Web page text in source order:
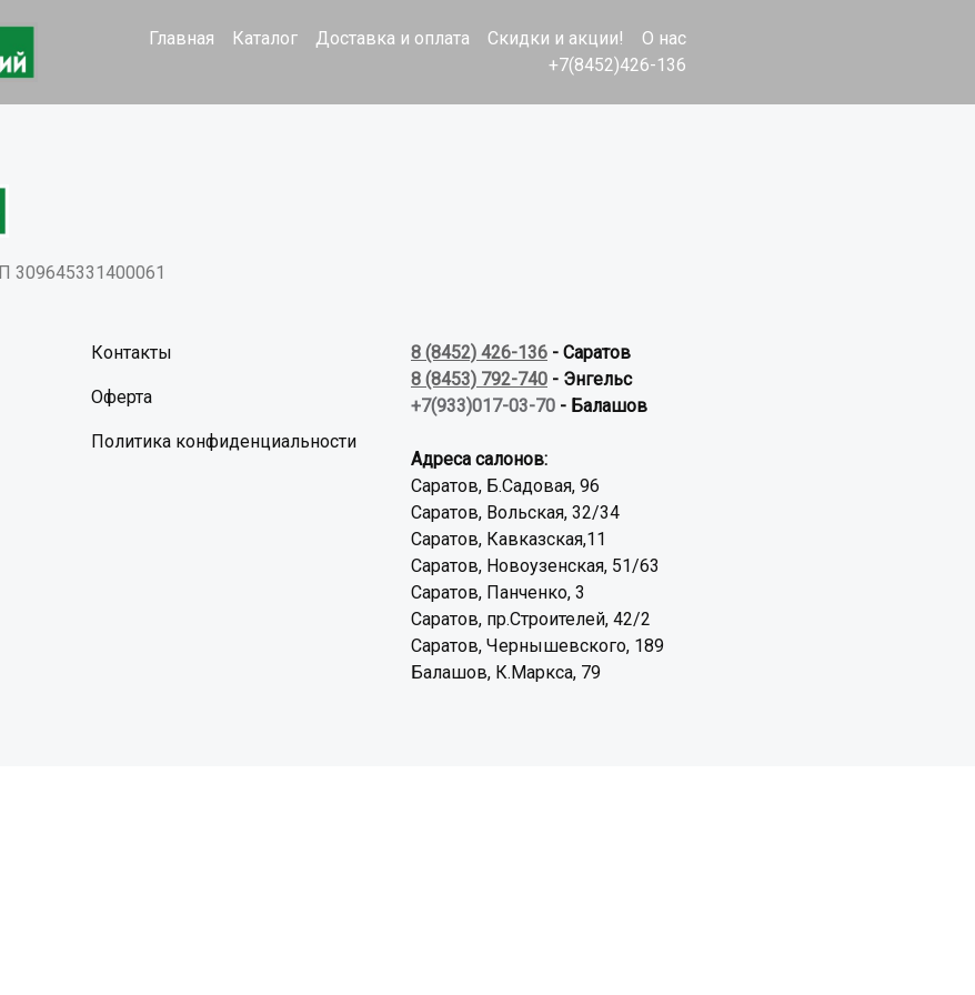
Главная Каталог Доставка и оплата Скидки и акции!
О нас
+7(8452)426-136
Контакты
Оферта
Политика конфиденциальности
8 (8452) 426-136- Саратов
8 (8453) 792-740- Энгельс
+7(933)017-03-70- Балашов
Адреса салонов:
Саратов, Б.Садовая, 96
Саратов, Вольская, 32/34
Саратов, Кавказская,11
Саратов, Новоузенская, 51/63
Саратов, Панченко, 3
Саратов, пр.Строителей, 42/2
Саратов, Чернышевского, 189
Балашов, К.Маркса, 79